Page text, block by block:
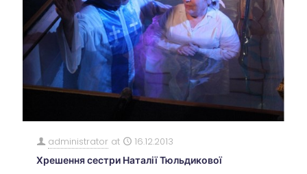
administrator at 16.12.2013
Хрешення сестри Наталії Тюльдикової